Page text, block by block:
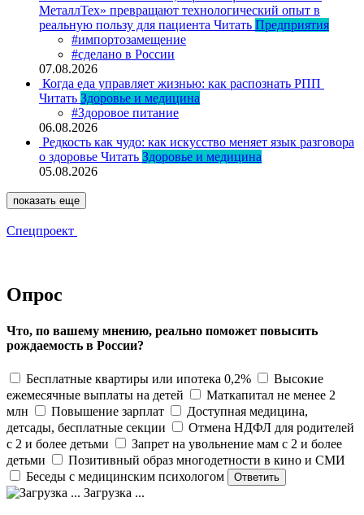
МеталлТех» превращают технологический опыт в
реальную пользу для пациента Читать Предприятия
#импортозамещение
#сделано в России
07.08.2026
Когда еда управляет жизнью: как распознать РПП
Читать Здоровье и медицина
#Здоровое питание
06.08.2026
Редкость как чудо: как искусство меняет язык разговора
о здоровье Читать Здоровье и медицина
05.08.2026
показать еще
Спецпроект
Опрос
Что, по вашему мнению, реально поможет повысить
рождаемость в России?
Бесплатные квартиры или ипотека 0,2%
Высокие
ежемесячные выплаты на детей
Маткапитал не менее 2
млн
Повышение зарплат
Доступная медицина,
детсады, бесплатные секции
Отмена НДФЛ для родителей
с 2 и более детьми
Запрет на увольнение мам с 2 и более
детьми
Позитивный образ многодетности в кино и СМИ
Беседы с медицинским психологом
Загрузка ...